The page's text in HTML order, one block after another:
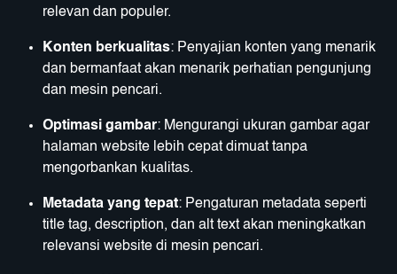
relevan dan populer.
Konten berkualitas: Penyajian konten yang menarik
dan bermanfaat akan menarik perhatian pengunjung
dan mesin pencari.
Optimasi gambar: Mengurangi ukuran gambar agar
halaman website lebih cepat dimuat tanpa
mengorbankan kualitas.
Metadata yang tepat: Pengaturan metadata seperti
title tag, description, dan alt text akan meningkatkan
relevansi website di mesin pencari.